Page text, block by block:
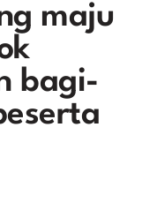
maju
bagi-